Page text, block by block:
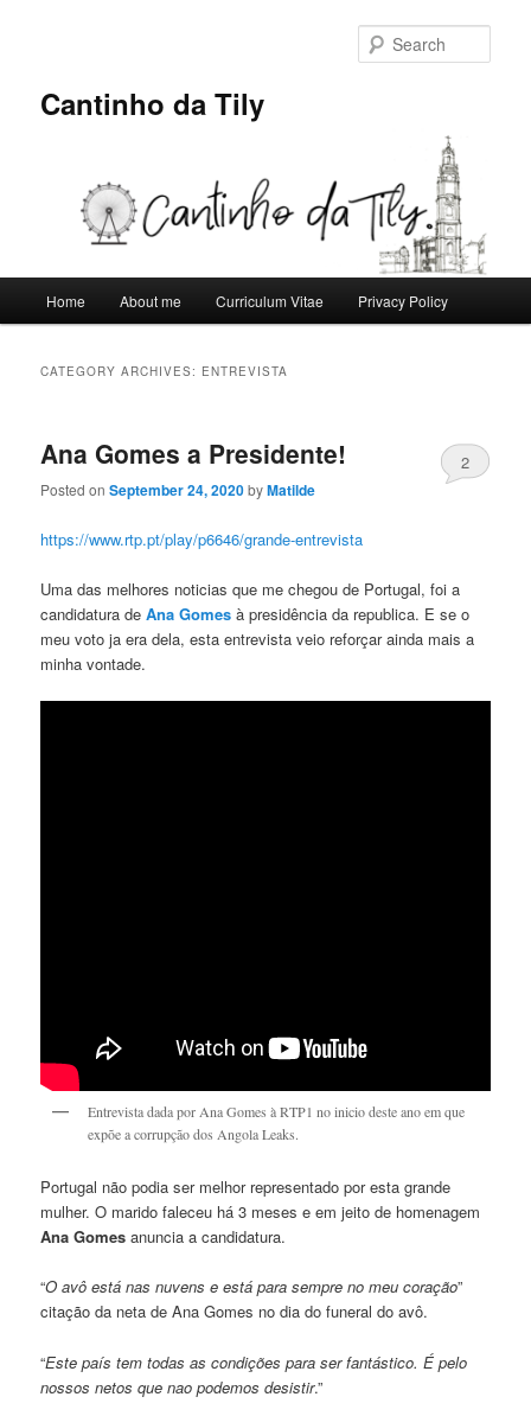
Cantinho da Tily
Home About me Curriculum Vitae Privacy Policy
CATEGORY ARCHIVES: ENTREVISTA
Ana Gomes a Presidente!
Posted onSeptember 24, 2020byMatilde
2
https://www.rtp.pt/play/p6646/grande-entrevista
Uma das melhores noticias que me chegou de Portugal, foi a
candidatura deAna Gomes à presidência da republica. E se o
meu voto ja era dela, esta entrevista veio reforçar ainda mais a
minha vontade.
Entrevista dada por Ana Gomes à RTP1 no inicio deste ano em que
expõe a corrupção dos Angola Leaks.
Portugal não podia ser melhor representado por esta grande
mulher. O marido faleceu há 3 meses e em jeito de homenagem
Ana Gomes anuncia a candidatura.
“O avô está nas nuvens e está para sempre no meu coração”
citação da neta de Ana Gomes no dia do funeral do avô.
“Este país tem todas as condições para ser fantástico. É pelo
nossos netos que nao podemos desistir.”